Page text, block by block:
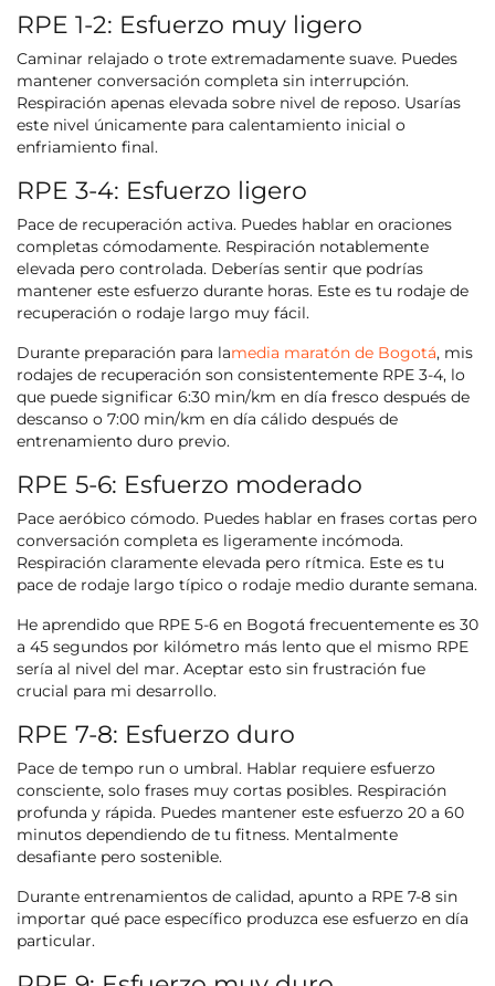
RPE 1-2: Esfuerzo muy ligero
Caminar relajado o trote extremadamente suave. Puedes
mantener conversación completa sin interrupción.
Respiración apenas elevada sobre nivel de reposo. Usarías
este nivel únicamente para calentamiento inicial o
enfriamiento final.
RPE 3-4: Esfuerzo ligero
Pace de recuperación activa. Puedes hablar en oraciones
completas cómodamente. Respiración notablemente
elevada pero controlada. Deberías sentir que podrías
mantener este esfuerzo durante horas. Este es tu rodaje de
recuperación o rodaje largo muy fácil.
Durante preparación para lamedia maratón de Bogotá, mis
rodajes de recuperación son consistentemente RPE 3-4, lo
que puede significar 6:30 min/km en día fresco después de
descanso o 7:00 min/km en día cálido después de
entrenamiento duro previo.
RPE 5-6: Esfuerzo moderado
Pace aeróbico cómodo. Puedes hablar en frases cortas pero
conversación completa es ligeramente incómoda.
Respiración claramente elevada pero rítmica. Este es tu
pace de rodaje largo típico o rodaje medio durante semana.
He aprendido que RPE 5-6 en Bogotá frecuentemente es 30
a 45 segundos por kilómetro más lento que el mismo RPE
sería al nivel del mar. Aceptar esto sin frustración fue
crucial para mi desarrollo.
RPE 7-8: Esfuerzo duro
Pace de tempo run o umbral. Hablar requiere esfuerzo
consciente, solo frases muy cortas posibles. Respiración
profunda y rápida. Puedes mantener este esfuerzo 20 a 60
minutos dependiendo de tu fitness. Mentalmente
desafiante pero sostenible.
Durante entrenamientos de calidad, apunto a RPE 7-8 sin
importar qué pace específico produzca ese esfuerzo en día
particular.